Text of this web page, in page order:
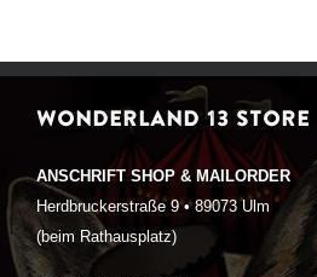
WONDERLAND 13 STORE
ANSCHRIFT SHOP & MAILORDER
Herdbruckerstraße 9 • 89073 Ulm
(beim Rathausplatz)